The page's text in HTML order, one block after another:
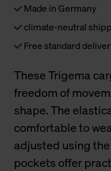
Made in Germany
climate-neutral
Free standard
These Trigema
freedom of
shape. The
comfortable to
adjusted using
pockets offer